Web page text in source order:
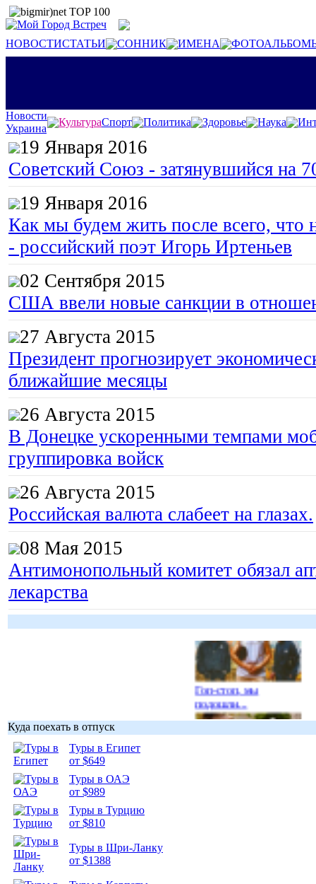
НОВОСТИСТАТЬИ СОННИК ИМЕНА
Новости
Украина
КультураСпорт Политика Здоровье Наука
19 Января 2016
Советский Союз - затянувшийся на
19 Января 2016
Как мы будем жить после всего, что
- российский поэт Игорь Иртеньев
02 Сентября 2015
США ввели новые санкции в
27 Августа 2015
Президент прогнозирует
ближайшие месяцы
26 Августа 2015
В Донецке ускоренными темпами
группировка войск
26 Августа 2015
Российская валюта слабеет на глазах.
08 Мая 2015
Антимонопольный комитет обязал
лекарства
Гоп-стоп, мы
подошли...
Куда поехать в отпуск
Туры в Египет
от $649
Туры в ОАЭ
от $989
Туры в Турцию
от $810
Туры в Шри-Ланку
от $1388